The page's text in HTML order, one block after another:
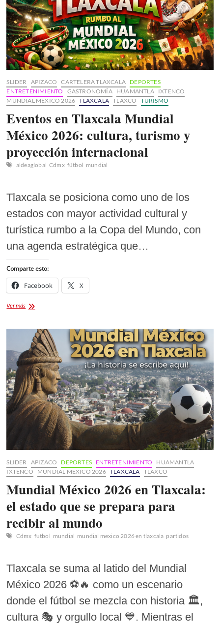
Bienestar
SLIDER APIZACO CARTELERA TLAXCALA DEPORTES
ENTRETENIMIENTO
GASTRONOMÍA HUAMANTLA
IXTENCO
MUNDIAL MEXICO 2026 TLAXCALA TLAXCO TURISMO
Eventos en Tlaxcala Mundial
México 2026: cultura, turismo y
proyección internacional
aldeaglobal Cdmx fútbol mundial
Tlaxcala se posiciona como uno de los
estados con mayor actividad cultural y
turística rumbo a la Copa del Mundo, con
una agenda estratégica que…
Comparte esto:
Facebook X
Ver másEventos
Mundial
México
2026:
cultura,
turismo
y
proyección
internacional
SLIDER APIZACO DEPORTES ENTRETENIMIENTO
HUAMANTLA
IXTENCO
MUNDIAL MEXICO 2026 TLAXCALA TLAXCO
Mundial México 2026 en Tlaxcala:
el estado que se prepara para
recibir al mundo
Cdmx futbol mundial mundial mexico 2026 en tlaxcala partidos
Tlaxcala se suma al latido del Mundial
México 2026 ⚽🔥 como un escenario
donde el fútbol se mezcla con historia 🏛️,
cultura 🎭 y orgullo local 💙. Mientras el